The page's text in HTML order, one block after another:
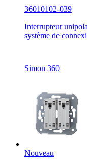
36010102-039
Interrupteur
système de
Simon 360
Nouveau